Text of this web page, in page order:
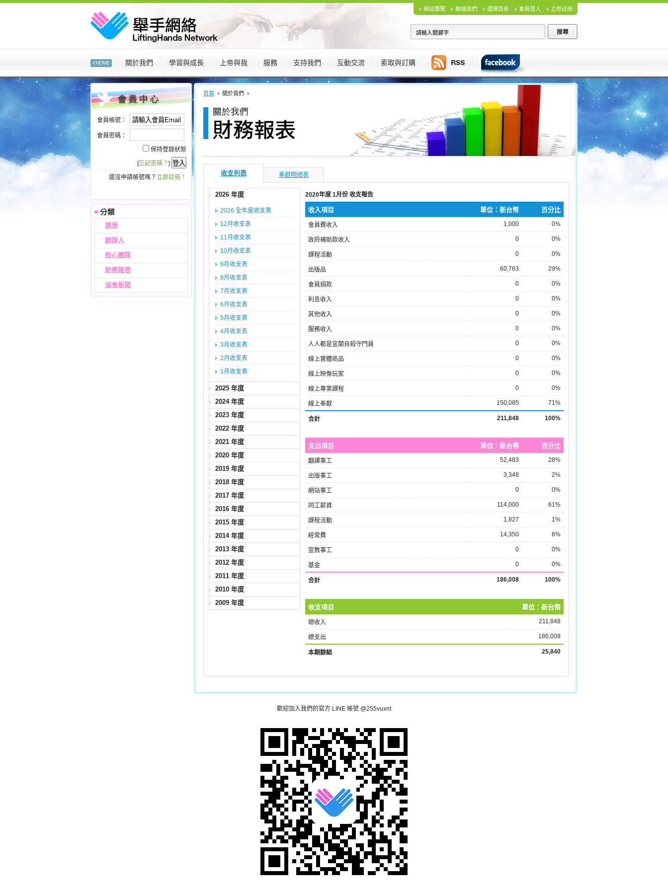
網站導覽 聯絡我們 選擇語系 會員登入 立即註冊
關於我們 學習與成長 上帝與我 服務 支持我們 互動交流 索取與訂購
:::
會員帳號：
會員密碼：
保持登錄狀態
[忘記密碼？ ]
還沒申請帳號嗎？ 立即註冊！
遠景
創辦人
核心團隊
財務報表
協會新聞
:::
首頁 關於我們
收支列表 奉獻明細表
2026 年度
2026 全年度收支表
12月收支表
11月收支表
10月收支表
9月收支表
8月收支表
7月收支表
6月收支表
5月收支表
4月收支表
3月收支表
2月收支表
1月收支表
2025 年度
2024 年度
2023 年度
2022 年度
2021 年度
2020 年度
2019 年度
2018 年度
2017 年度
2016 年度
2015 年度
2014 年度
2013 年度
2012 年度
2011 年度
2010 年度
2009 年度
2020年度 1月份 收支報告
收入項目 單位：新台幣 百分比
會員費收入 1,000 0%
政府補助款收入 0 0%
課程活動 0 0%
出版品 60,763 29%
會員捐款 0 0%
利息收入 0 0%
其他收入 0 0%
服務收入 0 0%
人人都是宜蘭自殺守門員 0 0%
線上實體商品 0 0%
線上映像玩家 0 0%
線上專業課程 0 0%
線上奉獻 150,085 71%
合計 211,848 100%
支出項目 單位：新台幣 百分比
翻譯事工 52,483 28%
出版事工 3,348 2%
網站事工 0 0%
同工薪資 114,000 61%
課程活動 1,827 1%
經常費 14,350 8%
宣教事工 0 0%
基金 0 0%
合計 186,008 100%
收支項目 單位：新台幣
總收入 211,848
總支出 186,008
本期餘絀 25,840
歡迎加入我們的官方 LINE 帳號 @255vuxnt